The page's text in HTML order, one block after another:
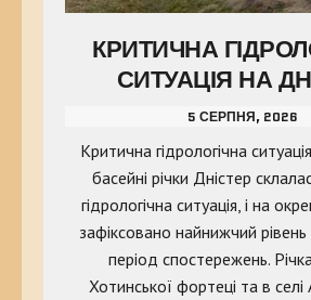
КРИТИЧНА
СИТУАЦІЯ НА
5 СЕРПНЯ, 2026
Критична гідрологічна
басейні річки Дністер
гідрологічна ситуація, і на
зафіксовано найнижчий
період спостережень.
Хотинської фортеці та в селі